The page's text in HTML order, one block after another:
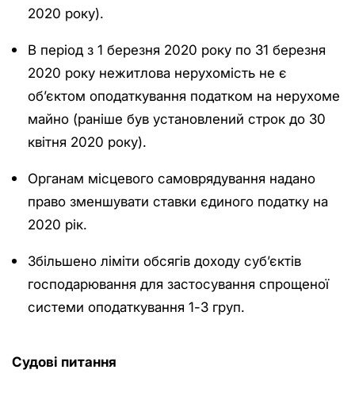
2020 року).
В період з 1 березня 2020 року по 31 березня
2020 року нежитлова нерухомість не є
об’єктом оподаткування податком на нерухоме
майно (раніше був установлений строк до 30
квітня 2020 року).
Органам місцевого самоврядування надано
право зменшувати ставки єдиного податку на
2020 рік.
Збільшено ліміти обсягів доходу суб’єктів
господарювання для застосування спрощеної
системи оподаткування 1-3 груп.
Судові питання